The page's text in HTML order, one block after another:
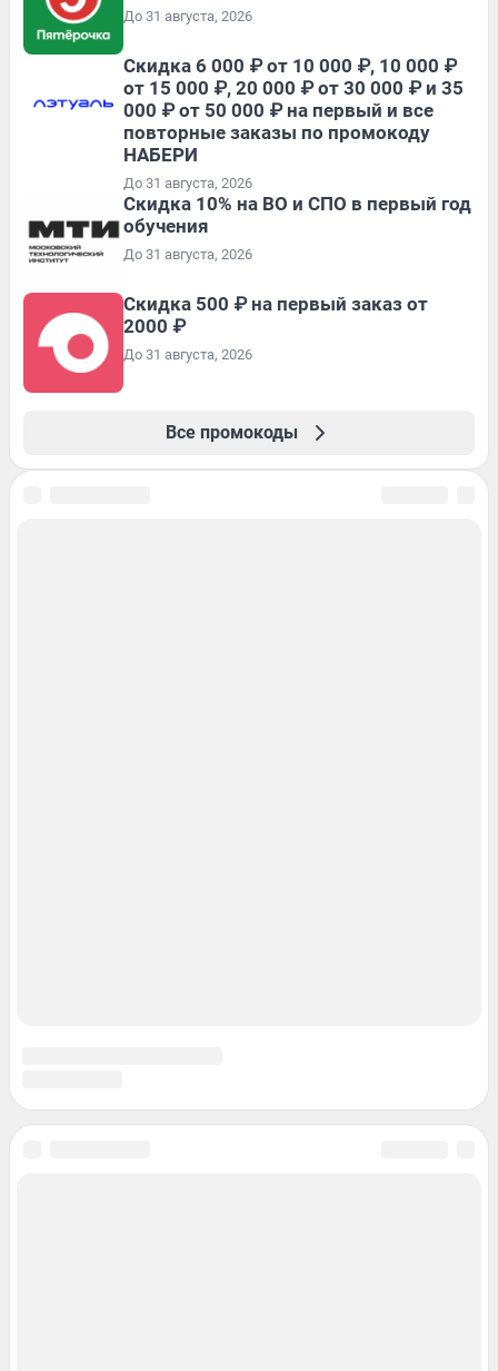
До 31 августа, 2026
Скидка 6 000 ₽ от 10 000 ₽, 10 000 ₽
от 15 000 ₽, 20 000 ₽ от 30 000 ₽ и 35
000 ₽ от 50 000 ₽ на первый и все
повторные заказы по промокоду
НАБЕРИ
До 31 августа, 2026
Скидка 10% на ВО и СПО в первый год
обучения
До 31 августа, 2026
Скидка 500 ₽ на первый заказ от
2000 ₽
До 31 августа, 2026
Все промокоды